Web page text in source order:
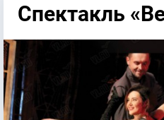
Спектакль